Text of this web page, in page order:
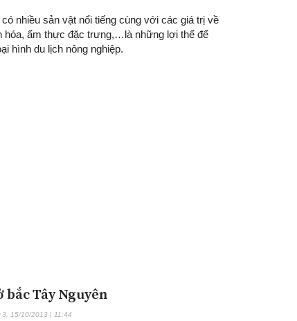
nhiều sản vật nổi tiếng cùng với các giá trị về
hóa, ẩm thực đặc trưng,…là những lợi thế để
hình du lịch nông nghiệp.
bắc Tây Nguyên
3, 15/10/2013 | 11:44